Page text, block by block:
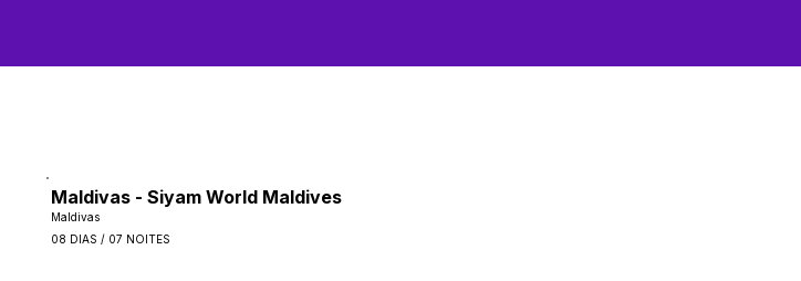
Maldivas - Siyam World Maldives
Maldivas
08 DIAS / 07 NOITES